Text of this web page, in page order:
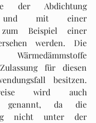
der Abdichtung
und mit einer
zum Beispiel einer
werden. Die
für diesen
besitzen.
wird auch
genannt, da die
nicht unter der